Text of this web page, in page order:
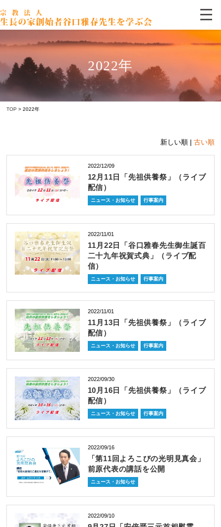
2022年
TOP > 2022年
新しい順 | 古い順
2022/12/09
12月11日「先祖供養祭」（ライブ
配信）
ニュース・お知らせ 行事案内
2022/11/01
11月22日「谷口雅春先生御生誕百
二十九年祝賀式典」（ライブ配
信）
ニュース・お知らせ 行事案内
2022/11/01
11月13日「先祖供養祭」（ライブ
配信）
ニュース・お知らせ 行事案内
2022/09/30
10月16日「先祖供養祭」（ライブ
配信）
ニュース・お知らせ 行事案内
2022/09/16
「第11回よろこびの光明見真会」
前原代表の講話を公開
ニュース・お知らせ
2022/09/10